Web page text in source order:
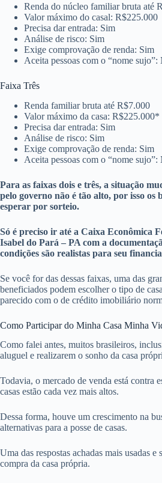
Renda do núcleo familiar bruta até
Valor máximo do casal: R$225.000
Precisa dar entrada: Sim
Análise de risco: Sim
Exige comprovação de renda: Sim
Aceita pessoas com o “nome sujo”:
Faixa Três
Renda familiar bruta até R$7.000
Valor máximo da casa: R$225.000*
Precisa dar entrada: Sim
Análise de risco: Sim
Exige comprovação de renda: Sim
Aceita pessoas com o “nome sujo”:
Para as faixas dois e três, a situação
pelo governo não é tão alto, por isso os
esperar por sorteio.
Só é preciso ir até a Caixa Econômica
Isabel do Pará – PA com a
condições são realistas para seu
Se você for das dessas faixas, uma das
beneficiados podem escolher o tipo de
parecido com o de crédito imobiliário
Como Participar do Minha Casa Minha
Como falei antes, muitos brasileiros,
aluguel e realizarem o sonho da casa
Todavia, o mercado de venda está contra
casas estão cada vez mais altos.
Dessa forma, houve um crescimento na
alternativas para a posse de casas.
Uma das respostas achadas mais usadas
compra da casa própria.